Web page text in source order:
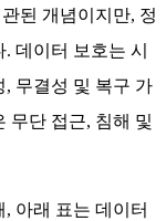
된 개념이지만, 정
데이터 보호는 시
무결성 및 복구 가
무단 접근, 침해 및
아래 표는 데이터